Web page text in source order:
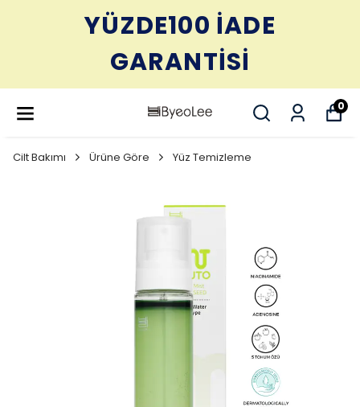
YÜZDE100 İADE
GARANTİSİ
0
Cilt Bakımı Ürüne Göre Yüz Temizleme